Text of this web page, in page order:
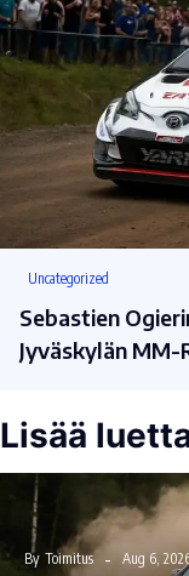
Uncategorized
Sebastien
Jyväskylän MM-
Lisää
By Toimitus Aug 6,